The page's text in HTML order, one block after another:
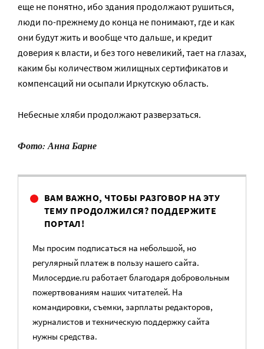
еще не понятно, ибо здания продолжают рушиться,
люди по-прежнему до конца не понимают, где и как
они будут жить и вообще что дальше, и кредит
доверия к власти, и без того невеликий, тает на глазах,
каким бы количеством жилищных сертификатов и
компенсаций ни осыпали Иркутскую область.
Небесные хляби продолжают разверзаться.
Фото: Анна Барне
ВАМ ВАЖНО, ЧТОБЫ РАЗГОВОР НА ЭТУ
ТЕМУ ПРОДОЛЖИЛСЯ? ПОДДЕРЖИТЕ
ПОРТАЛ!
Мы просим подписаться на небольшой, но
регулярный платеж в пользу нашего сайта.
Милосердие.ru работает благодаря добровольным
пожертвованиям наших читателей. На
командировки, съемки, зарплаты редакторов,
журналистов и техническую поддержку сайта
нужны средства.